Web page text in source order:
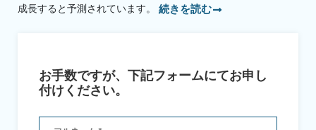
成長すると予測されています。 続きを読む
お手数ですが、下記フォームにてお申し
付けください。